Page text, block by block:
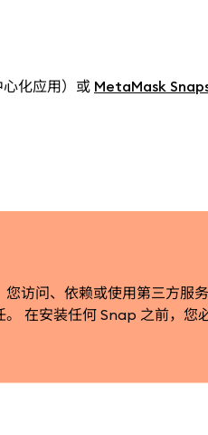
化应用）或 MetaMask
您访问、依赖或使用第三方服
在安装任何 Snap 之前，您